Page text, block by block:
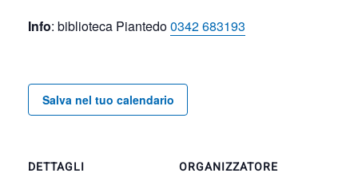
Info: biblioteca Piantedo0342 683193
Salva nel tuo calendario
DETTAGLI ORGANIZZATORE